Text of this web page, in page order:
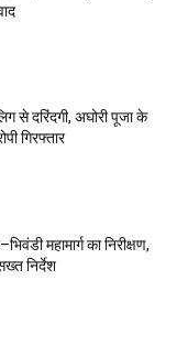
से दरिंदगी, अघोरी पूजा के
गिरफ्तार
महामार्ग का निरीक्षण,
निर्देश